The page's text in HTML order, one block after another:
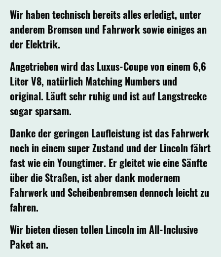
Wir haben technisch bereits alles erledigt, unter
anderem Bremsen und Fahrwerk sowie einiges an
der Elektrik.
Angetrieben wird das Luxus-Coupe von einem 6,6
Liter V8, natürlich Matching Numbers und
original. Läuft sehr ruhig und ist auf Langstrecke
sogar sparsam.
Danke der geringen Laufleistung ist das Fahrwerk
noch in einem super Zustand und der Lincoln fährt
fast wie ein Youngtimer. Er gleitet wie eine Sänfte
über die Straßen, ist aber dank modernem
Fahrwerk und Scheibenbremsen dennoch leicht zu
fahren.
Wir bieten diesen tollen Lincoln im All-Inclusive
Paket an.